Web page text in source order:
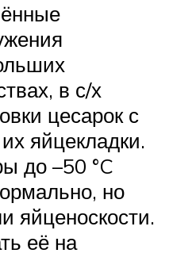
в с/х
цесарок с
яйцекладки.
до –50 °C
но
яйценоскости.
её на